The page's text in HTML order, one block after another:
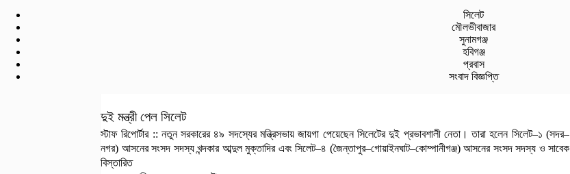
সিলেট
মৌলভীবাজার
সুনামগঞ্জ
হবিগঞ্জ
প্রবাস
সংবাদ বিজ্ঞপ্তি
দুই মন্ত্রী পেল সিলেট
স্টাফ রিপোর্টার :: নতুন সরকারের ৪৯ সদস্যের মন্ত্রিসভায় জায়গা পেয়েছেন সিলেটের দুই প্রভাবশালী নেতা। তারা হলেন সিলেট–১ (সদর–
নগর) আসনের সংসদ সদস্য খন্দকার আব্দুল মুক্তাদির এবং সিলেট–৪ (জৈন্তাপুর–গোয়াইনঘাট–কোম্পানীগঞ্জ) আসনের সংসদ সদস্য ও সাবেক
বিস্তারিত